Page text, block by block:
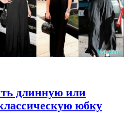
длинную или
юбку